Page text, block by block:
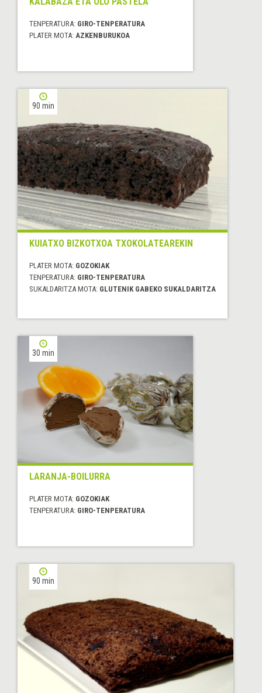
TENPERATURA: GIRO-TENPERATURA
PLATER MOTA: AZKENBURUKOA
90 min
KUIATXO BIZKOTXOA TXOKOLATEAREKIN
PLATER MOTA: GOZOKIAK
TENPERATURA: GIRO-TENPERATURA
SUKALDARITZA MOTA: GLUTENIK GABEKO SUKALDARITZA
30 min
LARANJA-BOILURRA
PLATER MOTA: GOZOKIAK
TENPERATURA: GIRO-TENPERATURA
90 min